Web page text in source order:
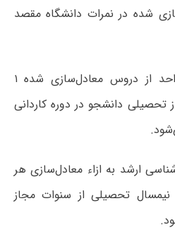
شده در نمرات دانشگاه مقصد
به ازای هر ۲۰ واحد از دروس معادل‌سازی شده ۱
تحصیلی دانشجو در دوره کاردانی
ارشد به ازاء معادل‌سازی هر
نیمسال تحصیلی از سنوات مجاز